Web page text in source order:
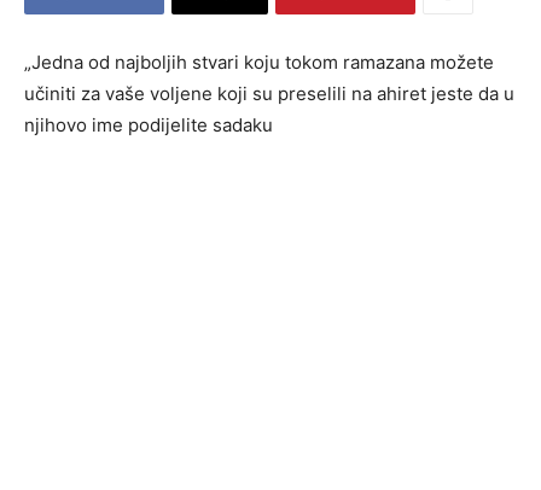
„Jedna od najboljih stvari koju tokom ramazana možete
učiniti za vaše voljene koji su preselili na ahiret jeste da u
njihovo ime podijelite sadaku